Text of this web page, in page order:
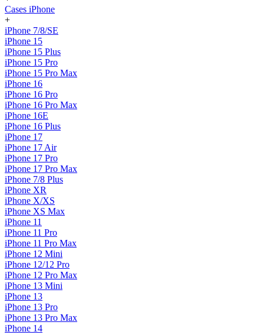
Cases iPhone
+
iPhone 7/8/SE
iPhone 15
iPhone 15 Plus
iPhone 15 Pro
iPhone 15 Pro Max
iPhone 16
iPhone 16 Pro
iPhone 16 Pro Max
iPhone 16E
iPhone 16 Plus
iPhone 17
iPhone 17 Air
iPhone 17 Pro
iPhone 17 Pro Max
iPhone 7/8 Plus
iPhone XR
iPhone X/XS
iPhone XS Max
iPhone 11
iPhone 11 Pro
iPhone 11 Pro Max
iPhone 12 Mini
iPhone 12/12 Pro
iPhone 12 Pro Max
iPhone 13 Mini
iPhone 13
iPhone 13 Pro
iPhone 13 Pro Max
iPhone 14